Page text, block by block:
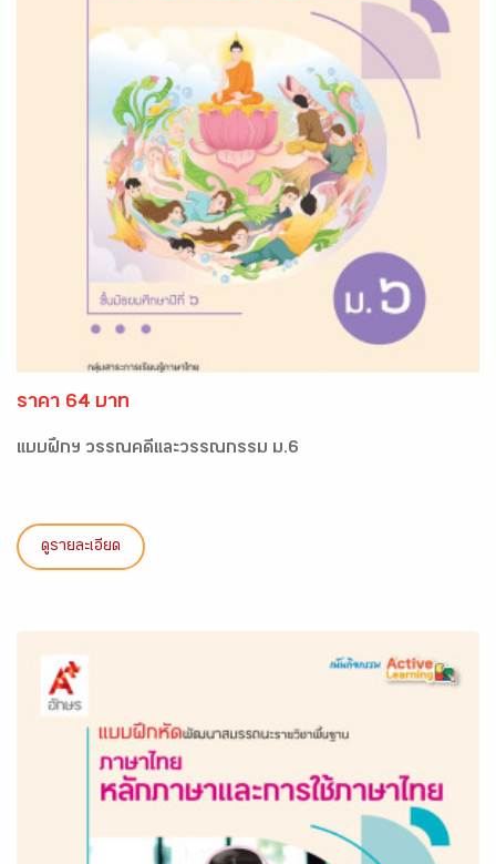
ราคา 64 บาท
แบบฝึกฯ วรรณคดีและวรรณกรรม ม.6
ดูรายละเอียด